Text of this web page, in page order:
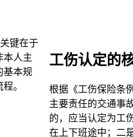
键在于
本人主
基本规
。
工伤认定的
根据《工伤保险条
主要责任的交通事
的，应当认定为工
在上下班途中；二